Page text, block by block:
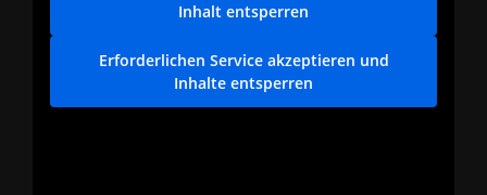
Inhalt entsperren
Erforderlichen Service akzeptieren und
Inhalte entsperren